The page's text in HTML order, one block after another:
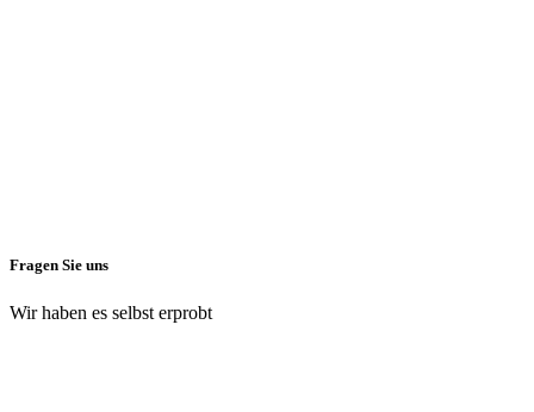
Fragen Sie uns
Wir haben es selbst erprobt